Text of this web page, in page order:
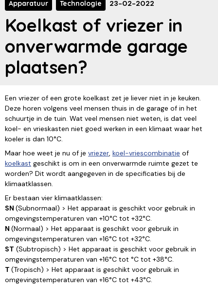
Apparatuur Technologie 23-02-2022
Koelkast of vriezer in
onverwarmde garage
plaatsen?
Een vriezer of een grote koelkast zet je liever niet in je keuken.
Deze horen volgens veel mensen thuis in de garage of in het
schuurtje in de tuin. Wat veel mensen niet weten, is dat veel
koel- en vrieskasten niet goed werken in een klimaat waar het
koeler is dan 10°C.
Maar hoe weet je nu of je vriezer, koel-vriescombinatie of
koelkast geschikt is om in een onverwarmde ruimte gezet te
worden? Dit wordt aangegeven in de specificaties bij de
klimaatklassen.
Er bestaan vier klimaatklassen:
SN (Subnormaal) > Het apparaat is geschikt voor gebruik in
omgevingstemperaturen van +10°C tot +32°C.
N (Normaal) > Het apparaat is geschikt voor gebruik in
omgevingstemperaturen van +16°C tot +32°C.
ST (Subtropisch) > Het apparaat is geschikt voor gebruik in
omgevingstemperaturen van +16°C tot °C tot +38°C.
T (Tropisch) > Het apparaat is geschikt voor gebruik in
omgevingstemperaturen van +16°C tot +43°C.